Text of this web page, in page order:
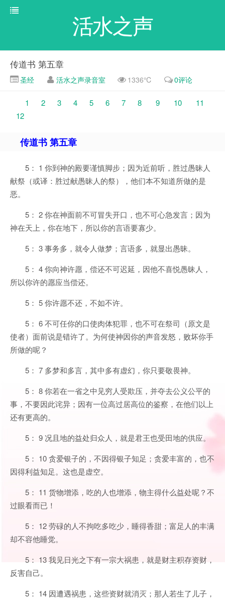
活水之声
传道书 第五章
圣经 活水之声录音室 1336℃ 0评论
1 2 3 4 5 6 7 8 9 10
11
12
传道书 第五章
5： 1 你到神的殿要谨慎脚步；因为近前听，胜过愚昧人
献祭（或译：胜过献愚昧人的祭），他们本不知道所做的是
恶。
5： 2 你在神面前不可冒失开口，也不可心急发言；因为
神在天上，你在地下，所以你的言语要寡少。
5： 3 事务多，就令人做梦；言语多，就显出愚昧。
5： 4 你向神许愿，偿还不可迟延，因他不喜悦愚昧人，
所以你许的愿应当偿还。
5： 5 你许愿不还，不如不许。
5： 6 不可任你的口使肉体犯罪，也不可在祭司（原文是
使者）面前说是错许了。为何使神因你的声音发怒，败坏你手
所做的呢？
5： 7 多梦和多言，其中多有虚幻，你只要敬畏神。
5： 8 你若在一省之中见穷人受欺压，并夺去公义公平的
事，不要因此诧异；因有一位高过居高位的鉴察，在他们以上
还有更高的。
5： 9 况且地的益处归众人，就是君王也受田地的供应。
5： 10 贪爱银子的，不因得银子知足；贪爱丰富的，也不
因得利益知足。这也是虚空。
5： 11 货物增添，吃的人也增添，物主得什么益处呢？不
过眼看而已！
5： 12 劳碌的人不拘吃多吃少，睡得香甜；富足人的丰满
却不容他睡觉。
5： 13 我见日光之下有一宗大祸患，就是财主积存资财，
反害自己。
5： 14 因遭遇祸患，这些资财就消灭；那人若生了儿子，